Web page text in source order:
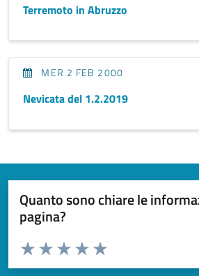
Terremoto in Abruzzo
MER 2 FEB 2000
Nevicata del 1.2.2019
Quanto sono chiare le
pagina?
Valuta da 1 a 5 stelle la pagina
Valuta 5 stelle su 5
Valuta 4 stelle su 5
Valuta 3 stelle su 5
Valuta 2 stelle su 5
Valuta 1 stelle su 5